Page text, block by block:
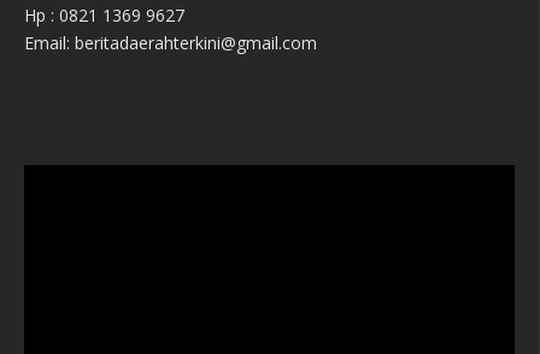
Hp : 0821 1369 9627
Email: beritadaerahterkini@gmail.com